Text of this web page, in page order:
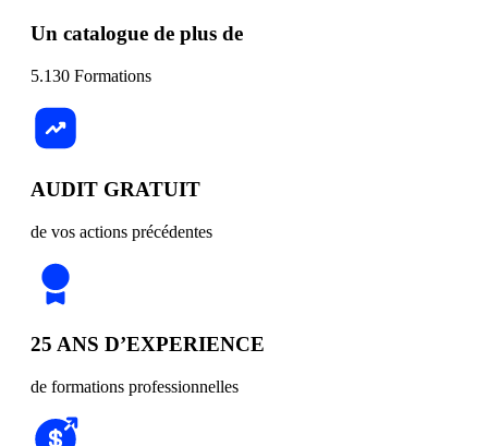
Un catalogue de plus de
5.130 Formations
AUDIT GRATUIT
de vos actions précédentes
25 ANS D’EXPERIENCE
de formations professionnelles